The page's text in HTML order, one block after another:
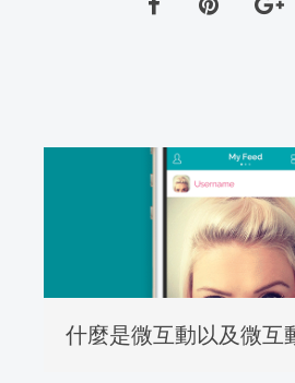
什麼是微互動以及微互